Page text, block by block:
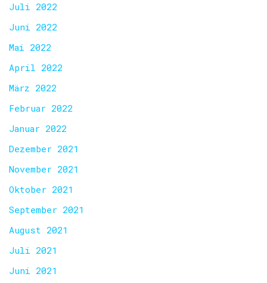
Juli 2022
Juni 2022
Mai 2022
April 2022
März 2022
Februar 2022
Januar 2022
Dezember 2021
November 2021
Oktober 2021
September 2021
August 2021
Juli 2021
Juni 2021